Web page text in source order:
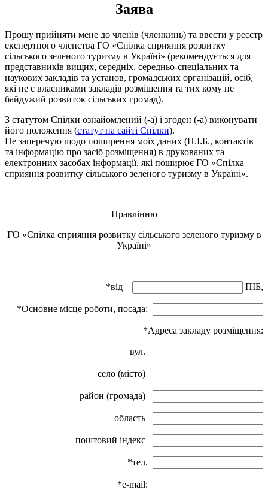
Заява
Прошу прийняти мене до членів (членкинь) та ввести у реєстр
експертного членства ГО «Спілка сприяння розвитку
сільського зеленого туризму в Україні» (рекомендується для
представників вищих, середніх, середньо-спеціальних та
наукових закладів та установ, громадських організацій, осіб,
які не є власниками закладів розміщення та тих кому не
байдужий розвиток сільських громад).
З статутом Спілки ознайомлений (-а) і згоден (-а) виконувати
його положення (статут на сайті Спілки).
Не заперечую щодо поширення моїх даних (П.І.Б., контактів
та інформацію про засіб розміщення) в друкованих та
електронних засобах інформації, які поширює ГО «Спілка
сприяння розвитку сільського зеленого туризму в Україні».
Правлінню
ГО «Спілка сприяння розвитку сільського зеленого туризму в
Україні»
*від ПІБ,
*Основне місце роботи, посада:
*Адреса закладу розміщення:
вул.
село (місто)
район (громада)
область
поштовий індекс
*тел.
*e-mail: